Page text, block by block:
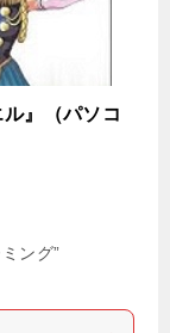
』（パソコ
ング”